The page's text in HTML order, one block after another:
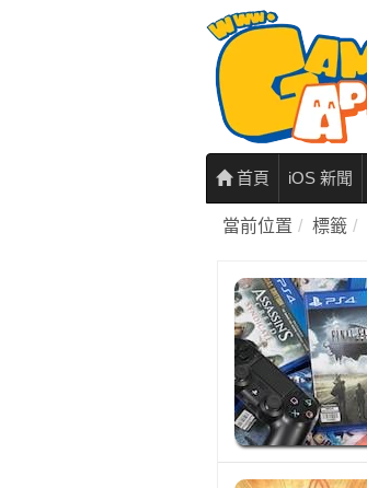
首頁 iOS 新聞
當前位置 標籤